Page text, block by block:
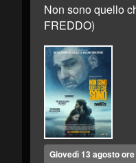
Non sono quello
FREDDO)
Giovedì 13 agosto